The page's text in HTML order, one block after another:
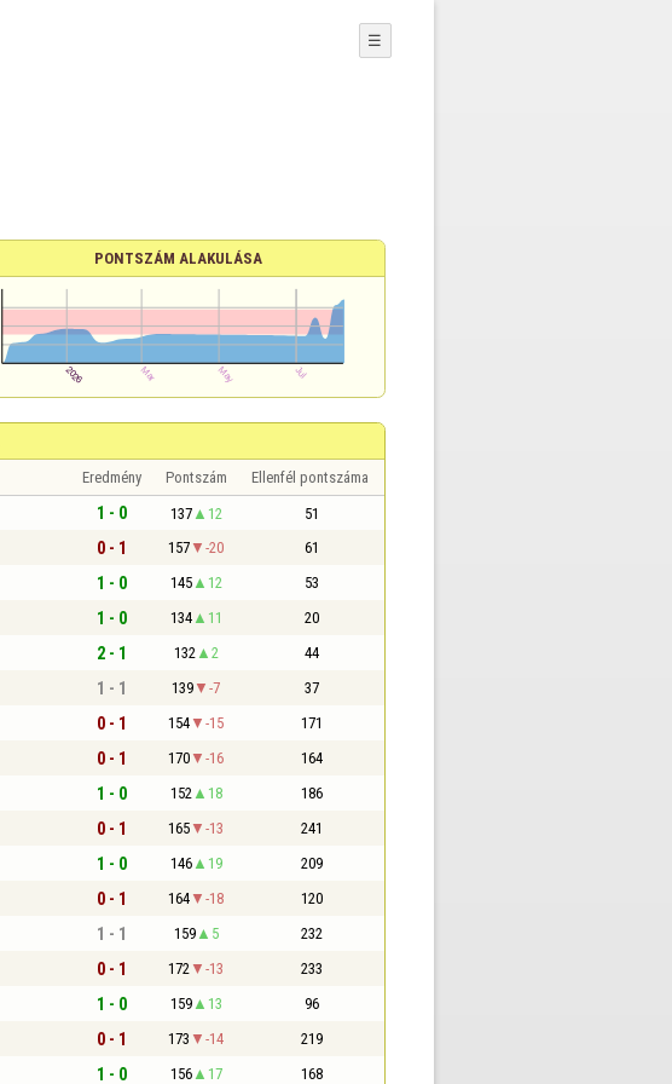
☰
PONTSZÁM ALAKULÁSA
Eredmény Pontszám Ellenfél pontszáma
1 - 0 137 12 51
0 - 1 157 -20 61
1 - 0 145 12 53
1 - 0 134 11 20
2 - 1 132 2 44
1 - 1 139 -7 37
0 - 1 154 -15 171
0 - 1 170 -16 164
1 - 0 152 18 186
0 - 1 165 -13 241
1 - 0 146 19 209
0 - 1 164 -18 120
1 - 1 159 5 232
0 - 1 172 -13 233
1 - 0 159 13 96
0 - 1 173 -14 219
1 - 0 156 17 168